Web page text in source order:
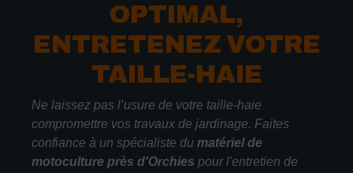
OPTIMAL,
ENTRETENEZ VOTRE
TAILLE-HAIE
Ne laissez pas l’usure de votre taille-haie
compromettre vos travaux de jardinage. Faites
confiance à un spécialiste du matériel de
motoculture près d'Orchies pour l'entretien de